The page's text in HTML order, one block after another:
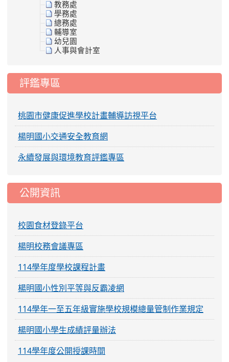
教務處
學務處
總務處
輔導室
幼兒園
人事與會計室
評鑑專區
桃園市健康促進學校計畫輔導訪視平台
楊明國小交通安全教育網
永續發展與環境教育評鑑專區
公開資訊
校園食材登錄平台
楊明校務會議專區
114學年度學校課程計畫
楊明國小性別平等與反霸凌網
114學年一至五年級實施學校規模總量管制作業規定
楊明國小學生成績評量辦法
114學年度公開授課時間